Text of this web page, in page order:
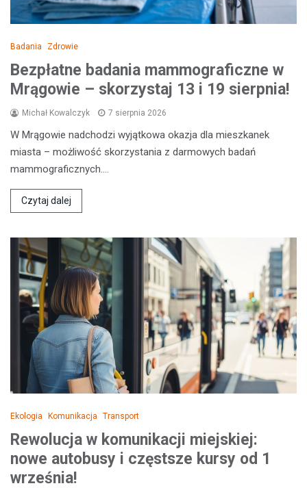
Badania Zdrowie
Bezpłatne badania mammograficzne w
Mrągowie – skorzystaj 13 i 19 sierpnia!
Michał Kowalczyk 7 sierpnia 2026
W Mrągowie nadchodzi wyjątkowa okazja dla mieszkanek
miasta – możliwość skorzystania z darmowych badań
mammograficznych.…
Czytaj dalej
Ekologia Komunikacja Transport
Rewolucja w komunikacji miejskiej:
nowe autobusy i częstsze kursy od 1
września!